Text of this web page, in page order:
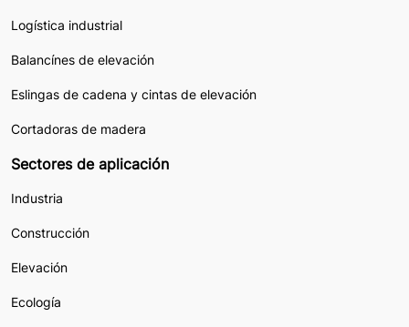
Logística industrial
Balancínes de elevación
Eslingas de cadena y cintas de elevación
Cortadoras de madera
Sectores de aplicación
Industria
Construcción
Elevación
Ecología